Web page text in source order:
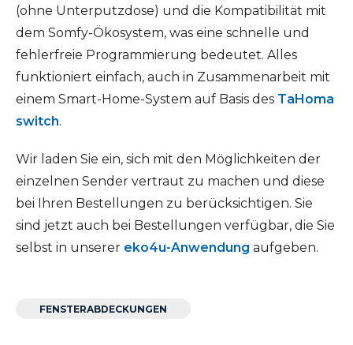
(ohne Unterputzdose) und die Kompatibilität mit
dem Somfy-Ökosystem, was eine schnelle und
fehlerfreie Programmierung bedeutet. Alles
funktioniert einfach, auch in Zusammenarbeit mit
einem Smart-Home-System auf Basis des TaHoma
switch.
Wir laden Sie ein, sich mit den Möglichkeiten der
einzelnen Sender vertraut zu machen und diese
bei Ihren Bestellungen zu berücksichtigen. Sie
sind jetzt auch bei Bestellungen verfügbar, die Sie
selbst in unserer eko4u-Anwendung aufgeben.
FENSTER­ABDECKUNGEN